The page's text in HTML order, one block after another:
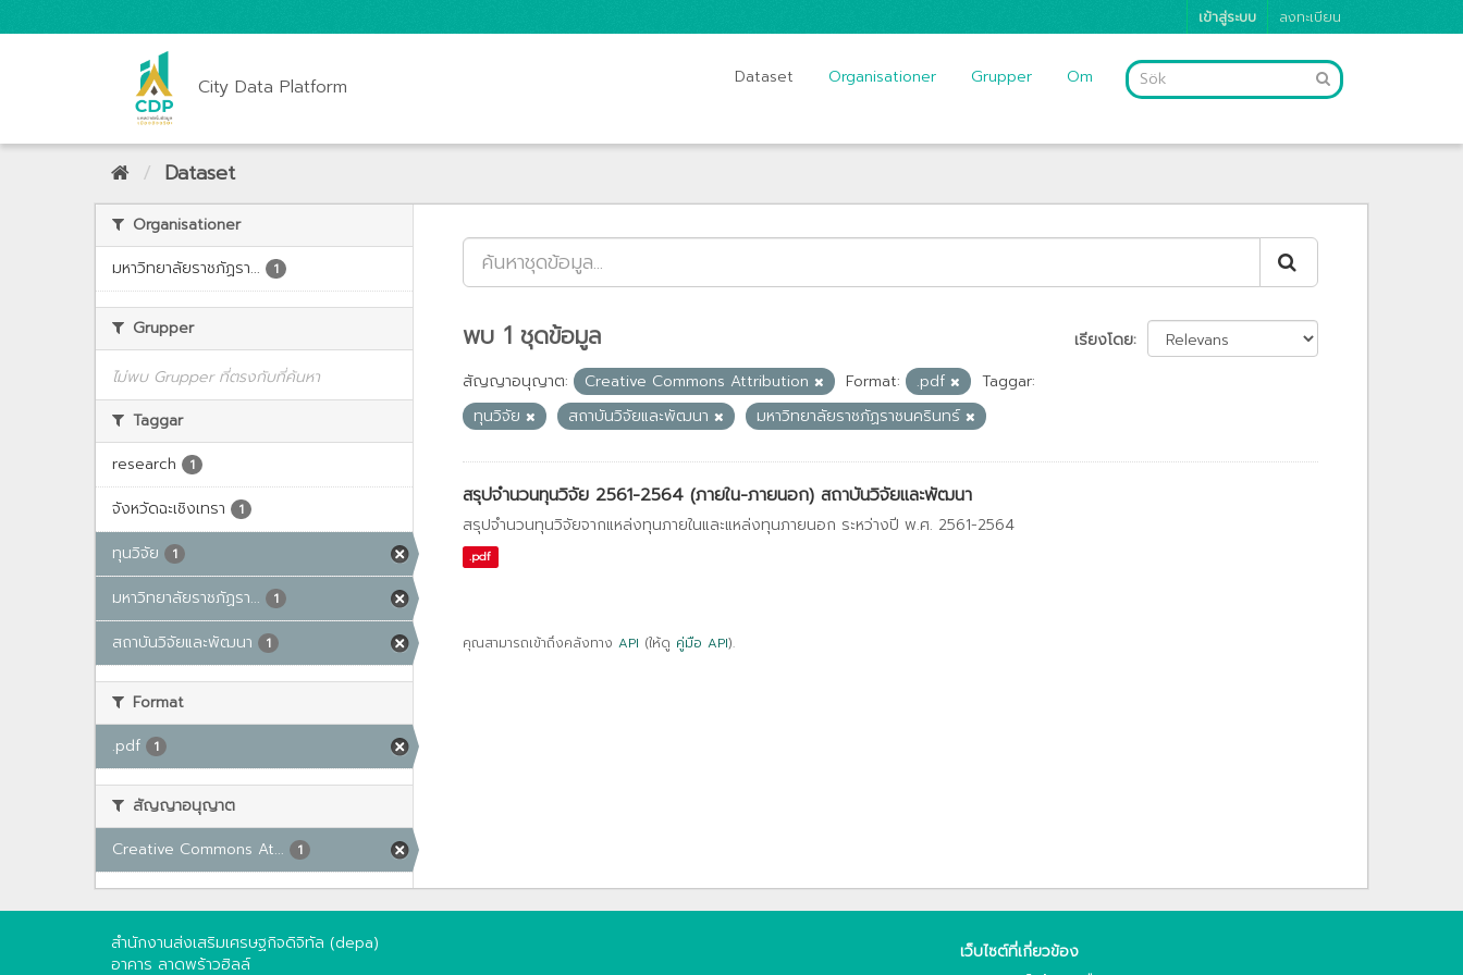
เข้าสู่ระบบ ลงทะเบียน
City Data Platform Dataset Organisationer Grupper Om
Dataset
Organisationer
มหาวิทยาลัยราชภัฏรา...
1
Grupper
ไม่พบ Grupper ที่ตรงกับที่ค้นหา
Taggar
research
1
จังหวัดฉะเชิงเทรา 1
ทุนวิจัย 1
มหาวิทยาลัยราชภัฏรา... 1
สถาบันวิจัยและพัฒนา 1
Format
.pdf
1
สัญญาอนุญาต
Creative Commons At...
1
เรียงโดย
พบ 1 ชุดข้อมูล
สัญญาอนุญาต: Creative Commons Attribution Format: .pdf
Taggar:
ทุนวิจัย
สถาบันวิจัยและพัฒนา มหาวิทยาลัยราชภัฏราชนครินทร์
สรุปจำนวนทุนวิจัย 2561-2564 (ภายใน-ภายนอก) สถาบันวิจัยและพัฒนา
สรุปจำนวนทุนวิจัยจากแหล่งทุนภายในและแหล่งทุนภายนอก ระหว่างปี พ.ศ. 2561-2564
.pdf
คุณสามารถเข้าถึงคลังทาง API (ให้ดู คู่มือ API).
สำนักงานส่งเสริมเศรษฐกิจดิจิทัล (depa)
อาคาร ลาดพร้าวฮิลล์
เว็บไซต์ที่เกี่ยวข้อง